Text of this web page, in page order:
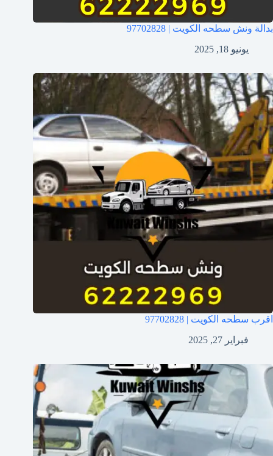
بدالة ونش سطحه الكويت | 97702828
يونيو 18, 2025
اقرب سطحه الكويت | 97702828
فبراير 27, 2025